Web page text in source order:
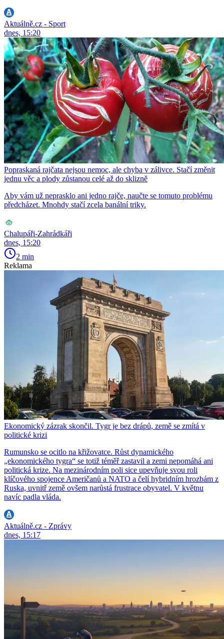
Aktuálně.cz - Sport
dnes, 15:20
Popraskaná rajčata nejsou nemoc, ale chyba v zálivce. Stačí změnit
jednu věc a plody zůstanou celé až do sklizně
Aby vám už neprasklo ani jedno rajče, naučte se tomuto problému
předcházet. Mnohdy stačí zcela banální triky.
Chalupáři-Zahrádkáři
dnes, 15:20
2 min
Reklama
Ekonomický zázrak skončil. Tygr je bez drápů, země se zmítá v
politické krizi
Rumunsko se ocitlo na křižovatce. Růst dynamického
„ekonomického tygra“ se totiž téměř zastavil a zemi nepomáhá ani
politická krize. Na mezinárodním poli sice upevňuje svou roli
klíčového spojence Američanů a NATO a čelí hybridním hrozbám z
Ruska, uvnitř země ovšem narůstá frustrace obyvatel. V květnu
navíc padla vláda.
Aktuálně.cz - Zprávy
dnes, 15:17